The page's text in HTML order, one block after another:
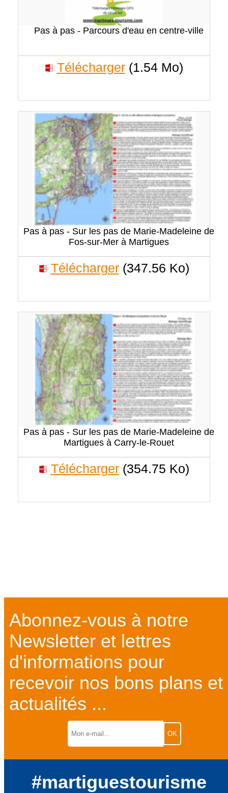
Pas à pas - Parcours d'eau en centre-ville
Télécharger (1.54 Mo)
Pas à pas - Sur les pas de Marie-Madeleine de
Fos-sur-Mer à Martigues
Télécharger (347.56 Ko)
Pas à pas - Sur les pas de Marie-Madeleine de
Martigues à Carry-le-Rouet
Télécharger (354.75 Ko)
Abonnez-vous à notre
Newsletter et lettres
d'informations pour
recevoir nos bons plans et
actualités ...
#martiguestourisme